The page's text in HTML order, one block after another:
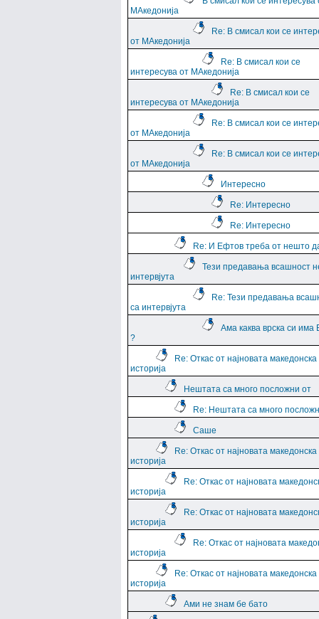
МАкедонија
Re: В смисал кои се
от МАкедонија
Re: В смисал кои се
интересува от МАкедонија
Re: В смисал кои се
интересува от МАкедонија
Re: В смисал кои се
от МАкедонија
Re: В смисал кои се
от МАкедонија
Интересно
Re: Интересно
Re: Интересно
Re: И Ефтов треба от нешто
Тези предавања всашност
интервјута
Re: Тези предавања
са интервјута
Ама каква врска си има
?
Re: Откас от најновата македонска
историја
Нештата са много посложни от
Re: Нештата са много
Саше
Re: Откас от најновата македонска
историја
Re: Откас от најновата
историја
Re: Откас от најновата
историја
Re: Откас от најновата
историја
Re: Откас от најновата македонска
историја
Ами не знам бе бато